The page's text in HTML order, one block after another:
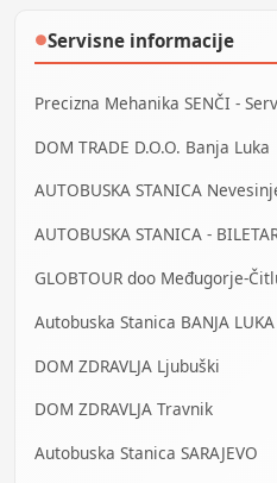
●Servisne informacije
Precizna Mehanika SENČI -
DOM TRADE D.O.O. Banja Luka
AUTOBUSKA STANICA
AUTOBUSKA STANICA -
GLOBTOUR doo Međugorje-
Autobuska Stanica BANJA LUKA
DOM ZDRAVLJA Ljubuški
DOM ZDRAVLJA Travnik
Autobuska Stanica SARAJEVO